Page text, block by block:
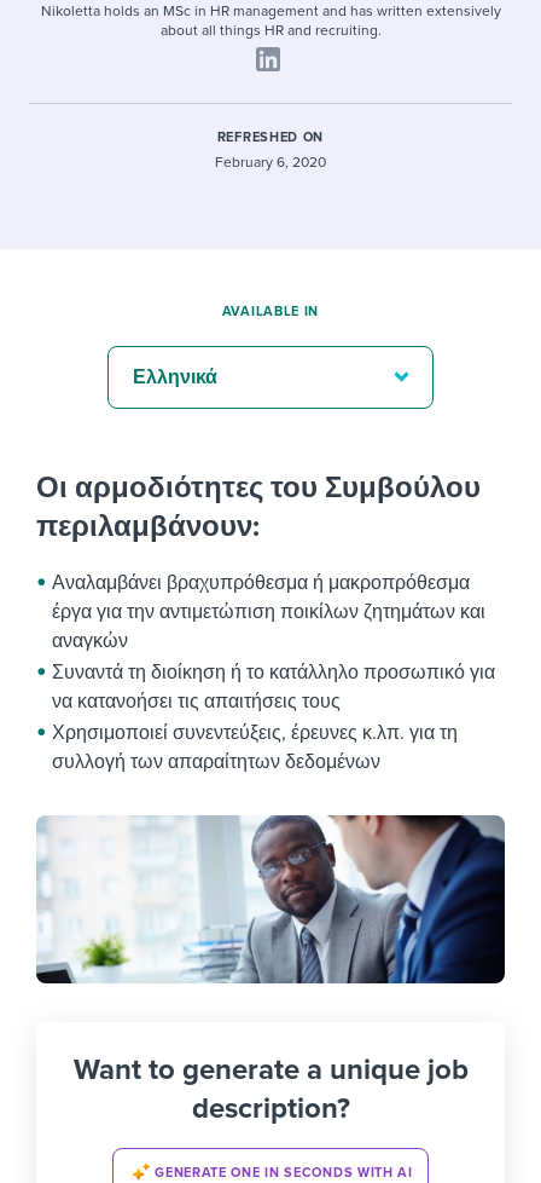
Nikoletta holds an MSc in HR management and has written extensively
about all things HR and recruiting.
REFRESHED ON
February 6, 2020
Οι αρμοδιότητες του Συμβούλου
περιλαμβάνουν:
Αναλαμβάνει βραχυπρόθεσμα ή μακροπρόθεσμα
έργα για την αντιμετώπιση ποικίλων ζητημάτων και
αναγκών
Συναντά τη διοίκηση ή το κατάλληλο προσωπικό για
να κατανοήσει τις απαιτήσεις τους
Χρησιμοποιεί συνεντεύξεις, έρευνες κ.λπ. για τη
συλλογή των απαραίτητων δεδομένων
Want to generate a unique job
description?
GENERATE ONE IN SECONDS WITH AI
AVAILABLE IN
Ελληνικά